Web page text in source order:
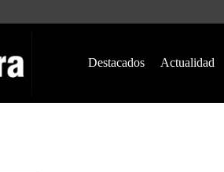
Destacados Actualidad